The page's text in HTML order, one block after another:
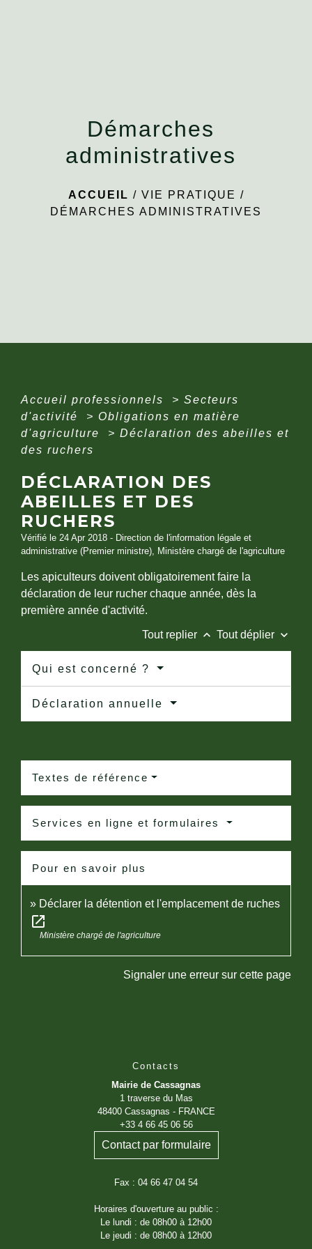
Démarches
administratives
ACCUEIL / VIE PRATIQUE /
DÉMARCHES ADMINISTRATIVES
Accueil professionnels > Secteurs
d'activité
> Obligations en matière
d'agriculture
> Déclaration des abeilles et
des ruchers
DÉCLARATION DES
ABEILLES ET DES
RUCHERS
Vérifié le 24 Apr 2018 - Direction de l'information légale et
administrative (Premier ministre), Ministère chargé de l'agriculture
Les apiculteurs doivent obligatoirement faire la
déclaration de leur rucher chaque année, dès la
première année d'activité.
Tout replier keyboard_arrow_up Tout déplier keyboard_arrow_down
Qui est concerné ?
Déclaration annuelle
Textes de référence
Services en ligne et formulaires
Pour en savoir plus
Déclarer la détention et l'emplacement de ruches
open_in_new
Ministère chargé de l'agriculture
Signaler une erreur sur cette page
Contacts
Mairie de Cassagnas
1 traverse du Mas
48400 Cassagnas - FRANCE
+33 4 66 45 06 56
Contact par formulaire
Fax : 04 66 47 04 54
Horaires d'ouverture au public :
Le lundi : de 08h00 à 12h00
Le jeudi : de 08h00 à 12h00